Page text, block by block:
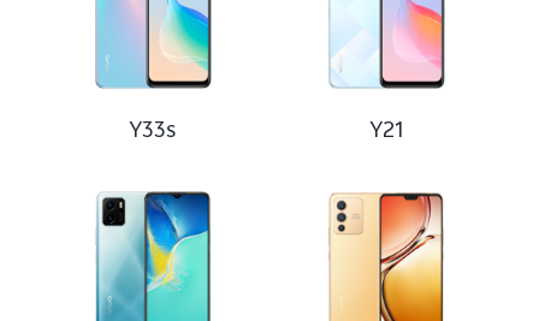
Uzbekistan | Выберите страну/регион
Y33s Y21